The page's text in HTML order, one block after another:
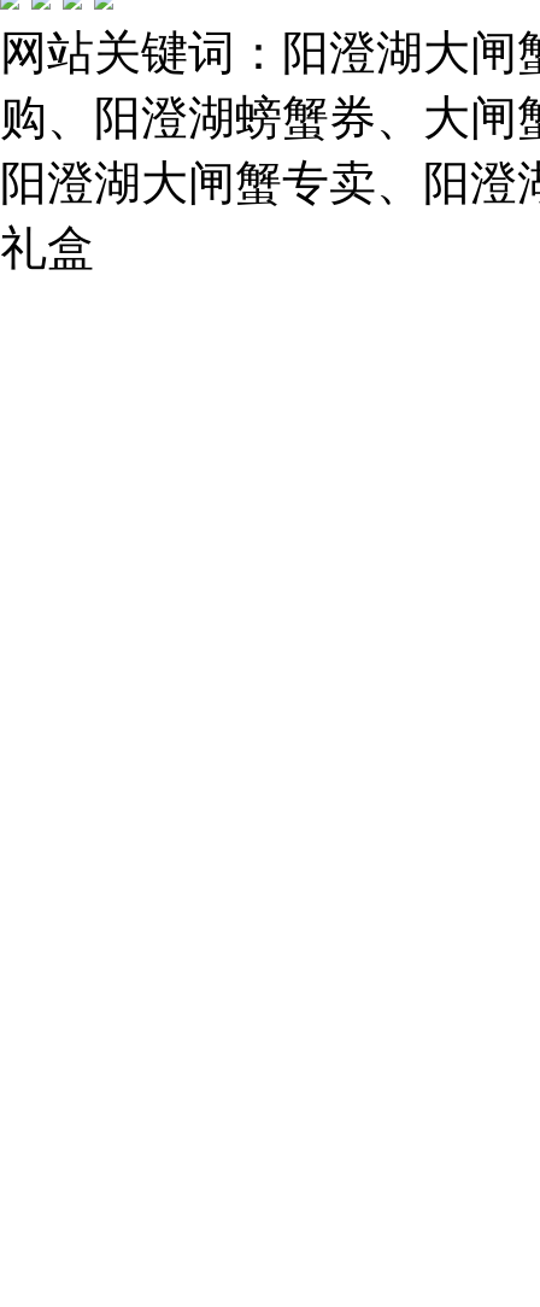
Tel:
021-
62243579
E-
mail:
859749344@qq.com
1019225591
网站关键词：阳澄湖大
购、阳澄湖螃蟹券、大
阳澄湖大闸蟹专卖、阳
礼盒